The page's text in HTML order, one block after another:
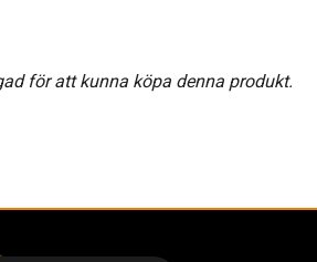
för att kunna köpa denna produkt.